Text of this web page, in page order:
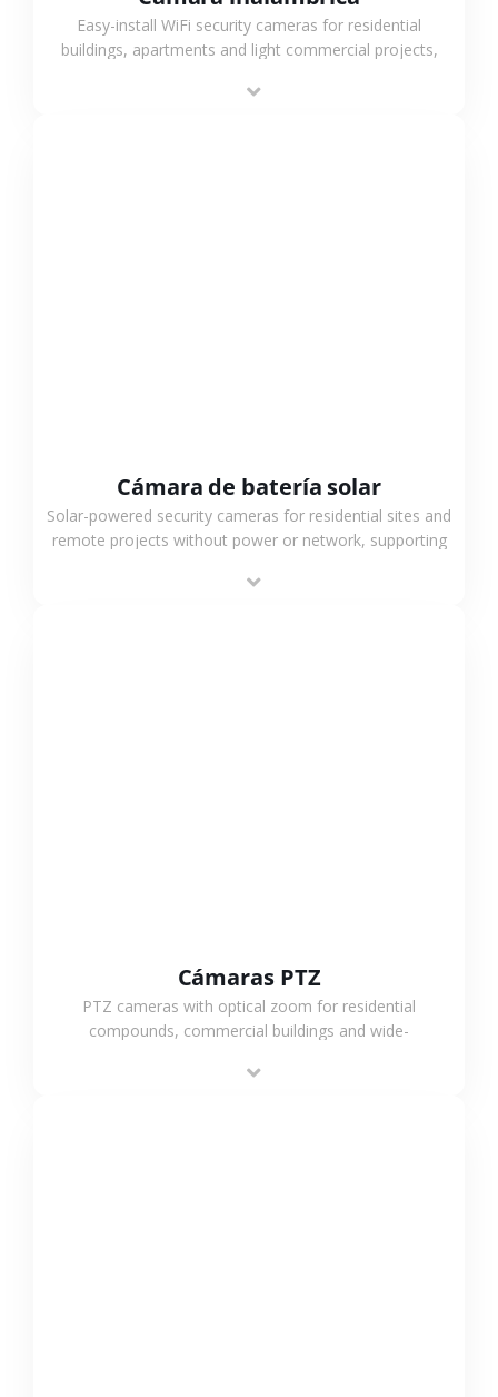
Easy-install WiFi security cameras for residential
buildings, apartments and light commercial projects,
surveillance solutions.
Cámara de batería solar
Solar-powered security cameras for residential sites and
remote projects without power or network, supporting
outdoor monitoring.
Cámaras PTZ
PTZ cameras with optical zoom for residential
compounds, commercial buildings and wide-
monitoring and flexible coverage.